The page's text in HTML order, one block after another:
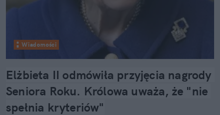
Wiadomości
Elżbieta II odmówiła przyjęcia nagrody
Seniora Roku. Królowa uważa, że "nie
spełnia kryteriów"